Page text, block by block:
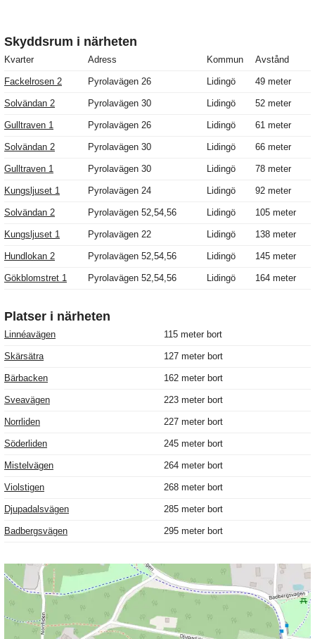
Skyddsrum i närheten
Kvarter Adress Kommun Avstånd
Fackelrosen 2 Pyrolavägen 26 Lidingö 49 meter
Solvändan 2 Pyrolavägen 30 Lidingö 52 meter
Gulltraven 1 Pyrolavägen 26 Lidingö 61 meter
Solvändan 2 Pyrolavägen 30 Lidingö 66 meter
Gulltraven 1 Pyrolavägen 30 Lidingö 78 meter
Kungsljuset 1 Pyrolavägen 24 Lidingö 92 meter
Solvändan 2 Pyrolavägen 52,54,56 Lidingö 105 meter
Kungsljuset 1 Pyrolavägen 22 Lidingö 138 meter
Hundlokan 2 Pyrolavägen 52,54,56 Lidingö 145 meter
Gökblomstret 1 Pyrolavägen 52,54,56 Lidingö 164 meter
Platser i närheten
Linnéavägen 115 meter bort
Skärsätra 127 meter bort
Bärbacken 162 meter bort
Sveavägen 223 meter bort
Norrliden 227 meter bort
Söderliden 245 meter bort
Mistelvägen 264 meter bort
Violstigen 268 meter bort
Djupadalsvägen 285 meter bort
Badbergsvägen 295 meter bort